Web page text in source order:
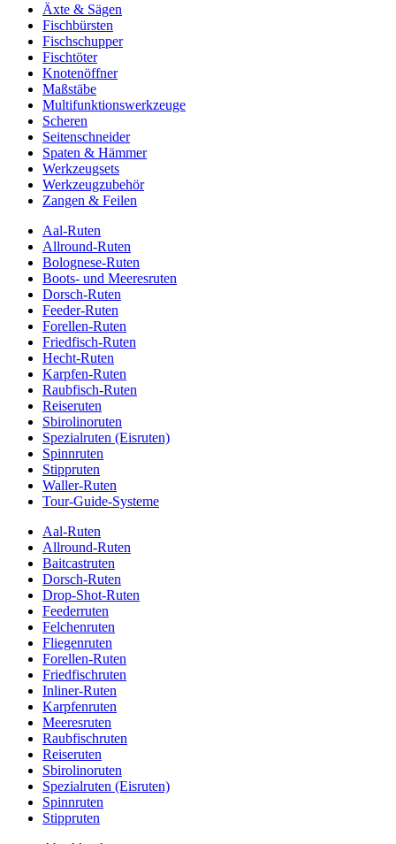
Äxte & Sägen
Fischbürsten
Fischschupper
Fischtöter
Knotenöffner
Maßstäbe
Multifunktionswerkzeuge
Scheren
Seitenschneider
Spaten & Hämmer
Werkzeugsets
Werkzeugzubehör
Zangen & Feilen
Aal-Ruten
Allround-Ruten
Bolognese-Ruten
Boots- und Meeresruten
Dorsch-Ruten
Feeder-Ruten
Forellen-Ruten
Friedfisch-Ruten
Hecht-Ruten
Karpfen-Ruten
Raubfisch-Ruten
Reiseruten
Sbirolinoruten
Spezialruten (Eisruten)
Spinnruten
Stippruten
Waller-Ruten
Tour-Guide-Systeme
Aal-Ruten
Allround-Ruten
Baitcastruten
Dorsch-Ruten
Drop-Shot-Ruten
Feederruten
Felchenruten
Fliegenruten
Forellen-Ruten
Friedfischruten
Inliner-Ruten
Karpfenruten
Meeresruten
Raubfischruten
Reiseruten
Sbirolinoruten
Spezialruten (Eisruten)
Spinnruten
Stippruten